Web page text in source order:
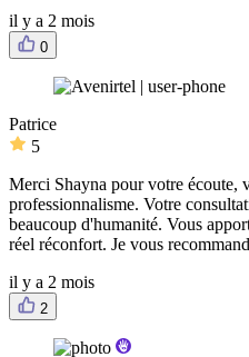
il y a 2 mois
0
Patrice
5
Merci Shayna pour votre écoute,
professionnalisme. Votre
beaucoup d'humanité. Vous
réel réconfort. Je vous
il y a 2 mois
2